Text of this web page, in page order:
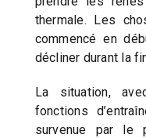
thermale. Les
commencé en
décliner durant la
La situation,
fonctions
survenue par le